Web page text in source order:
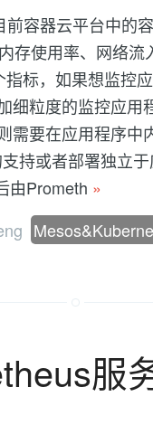
器云平台中的容
存使用率、网络流
标，如果想监控
细粒度的监控应用
需要在应用程序中
持或者部署独立
由Prometh »
服